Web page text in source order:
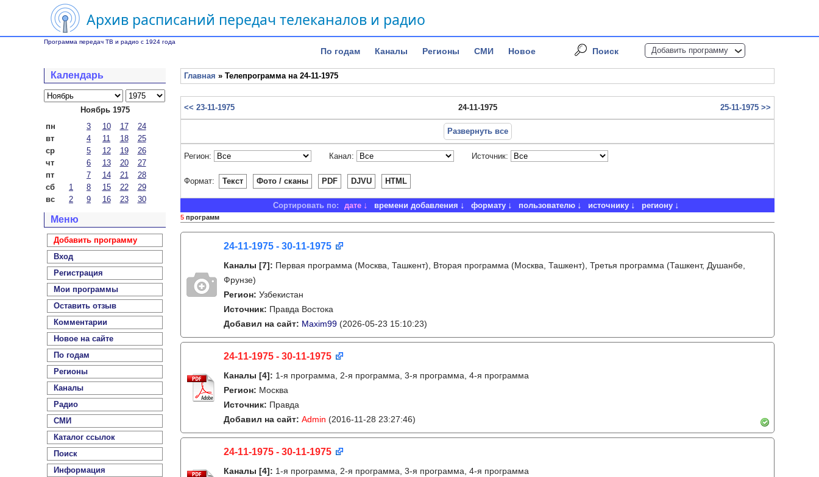
Архив расписаний передач телеканалов и радио
Программа передач ТВ и радио с 1924 года
По годам Каналы Регионы СМИ Новое Поиск Добавить программу
Календарь
Ноябрь 1975
пн
3 10 17
24
вт
4 11 18
25
ср
5 12 19
26
чт
6 13 20
27
пт
7 14 21
28
сб
1 8 15 22
29
вс
2 9 16 23 30
Меню
Добавить программу
Вход
Регистрация
Мои программы
Оставить отзыв
Комментарии
Новое на сайте
По годам
Регионы
Каналы
Радио
СМИ
Каталог ссылок
Поиск
Информация
Главная » Телепрограмма на 24-11-1975
<< 23-11-1975 24-11-1975 25-11-1975 >>
Развернуть все
Регион: Канал: Источник:
Формат: Текст Фото / сканы PDF DJVU HTML
Сортировать по: дате времени добавления формату пользователю источнику региону
5 программ
24-11-1975 - 30-11-1975
Каналы [7]: Первая программа (Москва, Ташкент), Вторая программа (Москва, Ташкент), Третья программа (Ташкент, Душанбе,
Фрунзе)
Регион: Узбекистан
Источник: Правда Востока
Добавил на сайт: Maxim99 (2026-05-23 15:10:23)
24-11-1975 - 30-11-1975
Каналы [4]: 1-я программа, 2-я программа, 3-я программа, 4-я программа
Регион: Москва
Источник: Правда
Добавил на сайт: Admin (2016-11-28 23:27:46)
24-11-1975 - 30-11-1975
Каналы [4]: 1-я программа, 2-я программа, 3-я программа, 4-я программа